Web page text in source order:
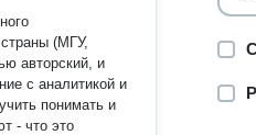
(МГУ,
- что это